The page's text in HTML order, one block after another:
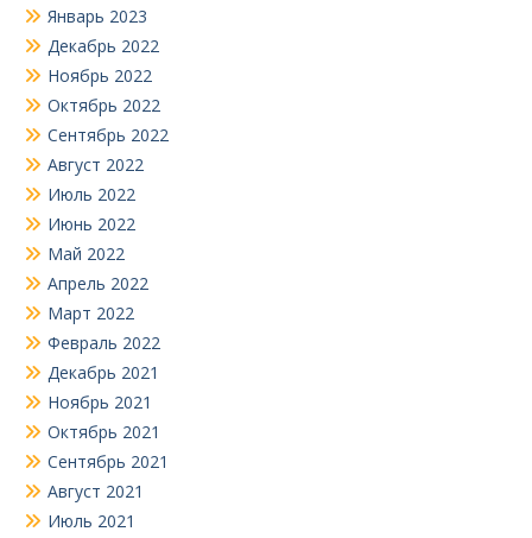
Январь 2023
Декабрь 2022
Ноябрь 2022
Октябрь 2022
Сентябрь 2022
Август 2022
Июль 2022
Июнь 2022
Май 2022
Апрель 2022
Март 2022
Февраль 2022
Декабрь 2021
Ноябрь 2021
Октябрь 2021
Сентябрь 2021
Август 2021
Июль 2021